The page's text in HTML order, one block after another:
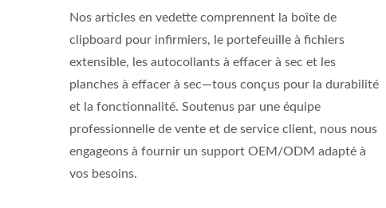
Nos articles en vedette comprennent la boîte de
clipboard pour infirmiers, le portefeuille à fichiers
extensible, les autocollants à effacer à sec et les
planches à effacer à sec—tous conçus pour la durabilité
et la fonctionnalité. Soutenus par une équipe
professionnelle de vente et de service client, nous nous
engageons à fournir un support OEM/ODM adapté à
vos besoins.